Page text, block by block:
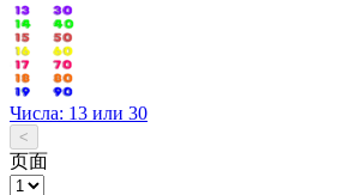
Числа: 13 или 30
<
页面